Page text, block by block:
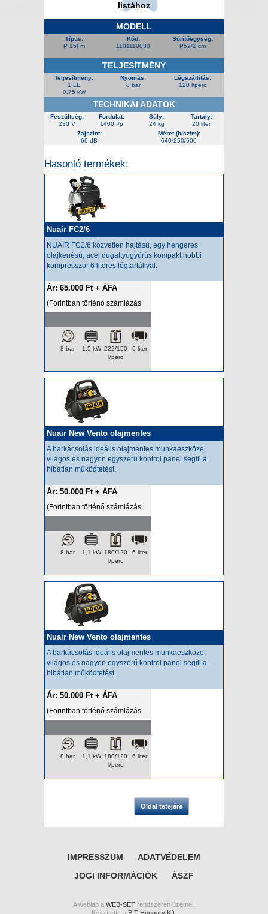
listához
MODELL
Típus:
P 15Fm
Kód:
1101110030
Sűrítőegység:
P52/1 cm
TELJESÍTMÉNY
Teljesítmény:
1 LE
0,75 kW
Nyomás:
8 bar
Légszállítás:
120 l/perc
TECHNIKAI ADATOK
Feszültség:
230 V
Fordulat:
1400 f/p
Súly:
24 kg
Tartály:
20 liter
Zajszint:
66 dB
Méret (h/sz/m):
640/250/600
Hasonló termékek:
Nuair FC2/6
NUAIR FC2/6 közvetlen hajtású, egy hengeres
olajkenésű, acél dugattyúgyűrűs kompakt hobbi
kompresszor 6 literes légtartállyal.
Ár: 65.000 Ft + ÁFA
(Forintban történő számlázás
árfolyamon kerül felszámításra.)
6 liter
222/150
l/perc
1.5 kW
8 bar
Nuair New Vento olajmentes
A barkácsolás ideális olajmentes munkaeszköze,
világos és nagyon egyszerű kontrol panel segíti a
hibátlan működtetést.
Ár: 50.000 Ft + ÁFA
(Forintban történő számlázás
árfolyamon kerül felszámításra.)
6 liter
180/120
l/perc
1,1 kW
8 bar
Nuair New Vento olajmentes
A barkácsolás ideális olajmentes munkaeszköze,
világos és nagyon egyszerű kontrol panel segíti a
hibátlan működtetést.
Ár: 50.000 Ft + ÁFA
(Forintban történő számlázás
árfolyamon kerül felszámításra.)
6 liter
180/120
l/perc
1,1 kW
8 bar
Oldal tetejére
IMPRESSZUM
ADATVÉDELEM
JOGI INFORMÁCIÓK
ÁSZF
A weblap a WEB-SET rendszeren üzemel.